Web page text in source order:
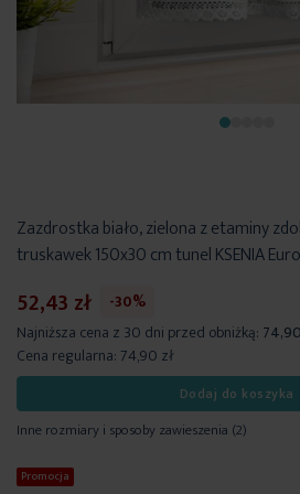
Zazdrostka biało, zielona z etaminy
truskawek 150x30 cm tunel KSENIA
52,43 zł
-30%
Najniższa cena z 30 dni przed obniżką:
Cena regularna: 74,90 zł
Dodaj do koszyka
Inne rozmiary i sposoby zawieszenia (2)
Promocja